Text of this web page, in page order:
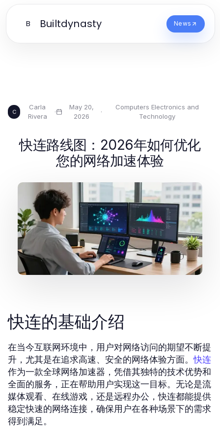
B Builtdynasty News
C
Carla
Rivera
·
May 20,
2026
·
Computers Electronics and
Technology
快连路线图：2026年如何优化
您的网络加速体验
快连的基础介绍
在当今互联网环境中，用户对网络访问的期望不断提
升，尤其是在追求高速、安全的网络体验方面。快连
作为一款全球网络加速器，凭借其独特的技术优势和
全面的服务，正在帮助用户实现这一目标。无论是流
媒体观看、在线游戏，还是远程办公，快连都能提供
稳定快速的网络连接，确保用户在各种场景下的需求
得到满足。